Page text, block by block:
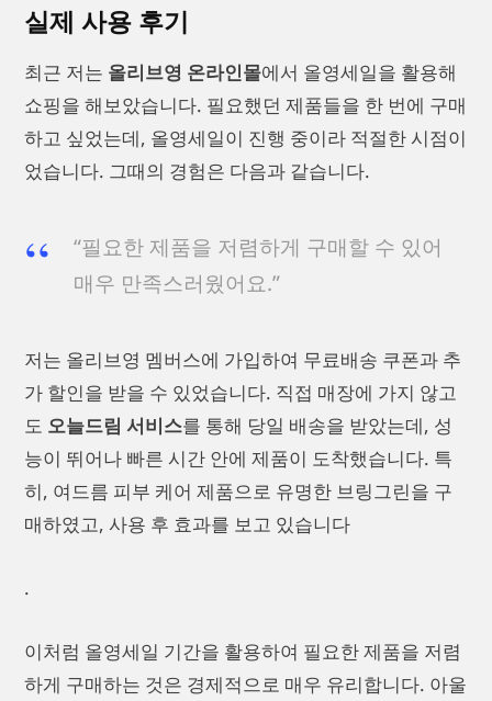
실제 사용 후기
최근 저는 올리브영 온라인몰에서 올영세일을 활용해
쇼핑을 해보았습니다. 필요했던 제품들을 한 번에 구매
하고 싶었는데, 올영세일이 진행 중이라 적절한 시점이
었습니다. 그때의 경험은 다음과 같습니다.
“필요한 제품을 저렴하게 구매할 수 있어
매우 만족스러웠어요.”
저는 올리브영 멤버스에 가입하여 무료배송 쿠폰과 추
가 할인을 받을 수 있었습니다. 직접 매장에 가지 않고
도 오늘드림 서비스를 통해 당일 배송을 받았는데, 성
능이 뛰어나 빠른 시간 안에 제품이 도착했습니다. 특
히, 여드름 피부 케어 제품으로 유명한 브링그린을 구
매하였고, 사용 후 효과를 보고 있습니다
.
이처럼 올영세일 기간을 활용하여 필요한 제품을 저렴
하게 구매하는 것은 경제적으로 매우 유리합니다. 아울